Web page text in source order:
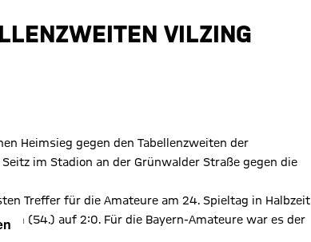
VILZING
Heimsieg gegen den Tabellenzweiten der
im Stadion an der Grünwalder Straße gegen die
Treffer für die Amateure am 24. Spieltag in Halbzeit
(54.) auf 2:0. Für die Bayern-Amateure war es der